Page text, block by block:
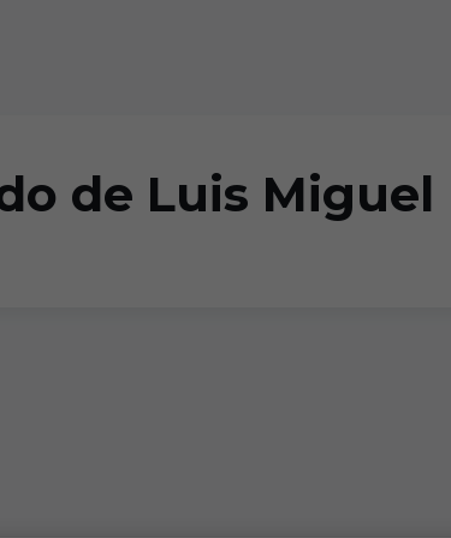
de Luis Miguel